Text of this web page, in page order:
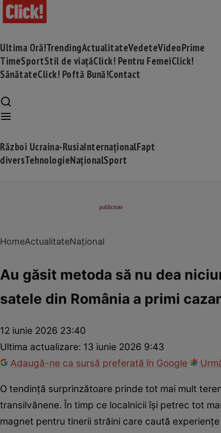
Ultima Oră!TrendingActualitateVedeteVideoPrime
TimeSportStil de viațăClick! Pentru FemeiClick!
SănătateClick! Poftă Bună!Contact
Război Ucraina-RusiaInternaționalFapt
diversTehnologieNaționalSport
HomeActualitateNațional
Au găsit metoda să nu dea
satele din România a primi
12 iunie 2026 23:40
Ultima actualizare: 13 iunie 2026 9:43
Adaugă-ne ca sursă preferată în Google
O tendință surprinzătoare prinde tot mai mult
transilvănene. În timp ce localnicii își petrec tot
magnet pentru tinerii străini care caută